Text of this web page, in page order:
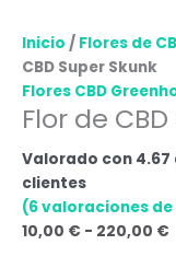
Inicio / Flores de
CBD Super Skunk
Flores CBD
Flor de
Valorado con 4.67
clientes
(6valoraciones
10,00 € - 220,00 €